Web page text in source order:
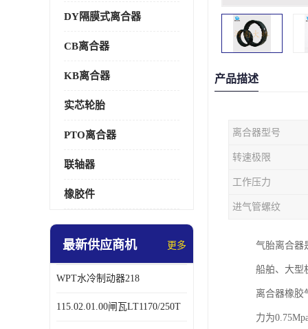
DY隔膜式离合器
CB离合器
KB离合器
实芯轮胎
PTO离合器
联轴器
橡胶件
最新供应商机 更多
WPT水冷制动器218
115.02.01.00闸瓦LT1170/250T
产品描述
离合器型号
转速极限
工作压力
进气管螺纹
气胎离合器
船舶、大型
离合器橡胶
力为